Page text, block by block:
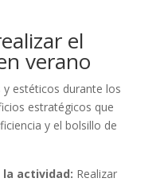
el
verano
estéticos durante los
estratégicos que
y el bolsillo de
la actividad: Realizar